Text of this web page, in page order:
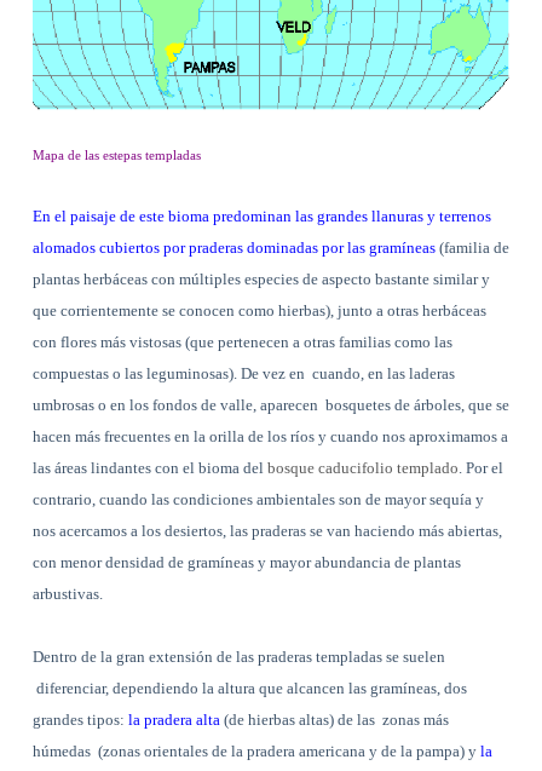
Mapa de las estepas templadas
En el paisaje de este bioma predominan las grandes llanuras y terrenos
alomados cubiertos por praderas dominadas por las gramíneas(familia de
plantas herbáceas con múltiples especies de aspecto bastante similar y
que corrientemente se conocen como hierbas), junto a otras herbáceas
con flores más vistosas (que pertenecen a otras familias como las
compuestas o las leguminosas). De vez en cuando, en las laderas
umbrosas o en los fondos de valle, aparecen bosquetes de árboles, que se
hacen más frecuentes en la orilla de los ríos y cuando nos aproximamos a
las áreas lindantes con el bioma del bosque caducifolio templado . Por el
contrario, cuando las condiciones ambientales son de mayor sequía y
nos acercamos a los desiertos, las praderas se van haciendo más abiertas,
con menor densidad de gramíneas y mayor abundancia de plantas
arbustivas.
Dentro de la gran extensión de las praderas templadas se suelen
diferenciar, dependiendo la altura que alcancen las gramíneas, dos
grandes tipos: la pradera alta (de hierbas altas) de las zonas más
húmedas (zonas orientales de la pradera americana y de la pampa) y la